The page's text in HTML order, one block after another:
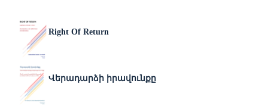
Right Of Return
Վերադարձի իրավունքը